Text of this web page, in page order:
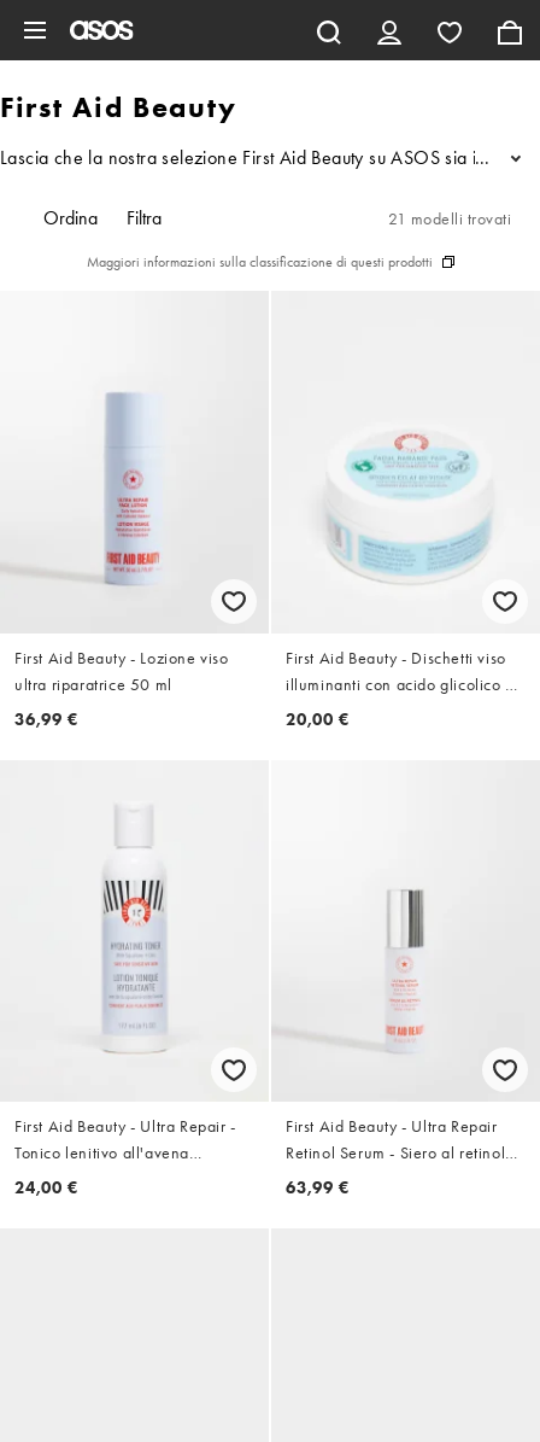
First Aid Beauty
Lascia che la nostra selezione First Aid Beauty su ASOS sia il tuo
...
Ordina Filtra 21 modelli trovati
Maggiori informazioni sulla classificazione di questi prodotti
First Aid Beauty - Lozione viso
ultra riparatrice 50 ml
36,99 €
First Aid Beauty - Dischetti viso
illuminanti con acido glicolico e
lattico - 28 dischetti
20,00 €
First Aid Beauty - Ultra Repair -
Tonico lenitivo all'avena
selvatica da 180 ml
24,00 €
First Aid Beauty - Ultra Repair
Retinol Serum - Siero al retinolo
da 30 ml
63,99 €